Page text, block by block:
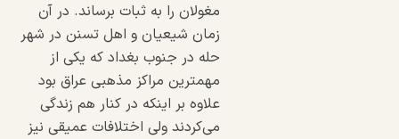
مغولان را به ثبات برساند. در آن
زمان شیعیان و اهل تسنن در شهر
حله در جنوب بغداد که یکی از
مهمترین مراکز مذهبی عراق بود
علاوه بر اینکه در کنار هم زندگی
می‌کردند ولی اختلافات عمیقی نیز